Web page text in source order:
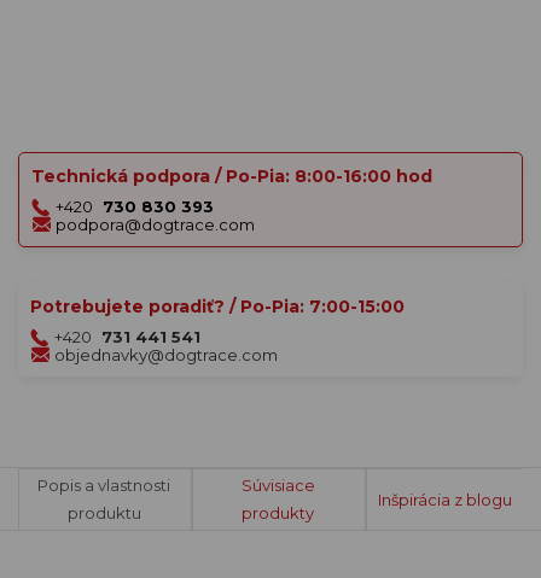
Technická podpora / Po-Pia: 8:00-16:00 hod
+420
730 830 393
podpora@dogtrace.com
Potrebujete poradiť? / Po-Pia: 7:00-15:00
+420
731 441 541
objednavky@dogtrace.com
Popis a vlastnosti
produktu
Súvisiace
produkty
Inšpirácia z blogu